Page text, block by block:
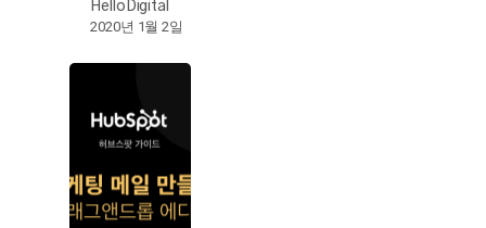
HelloDigital
2020년 1월 2일